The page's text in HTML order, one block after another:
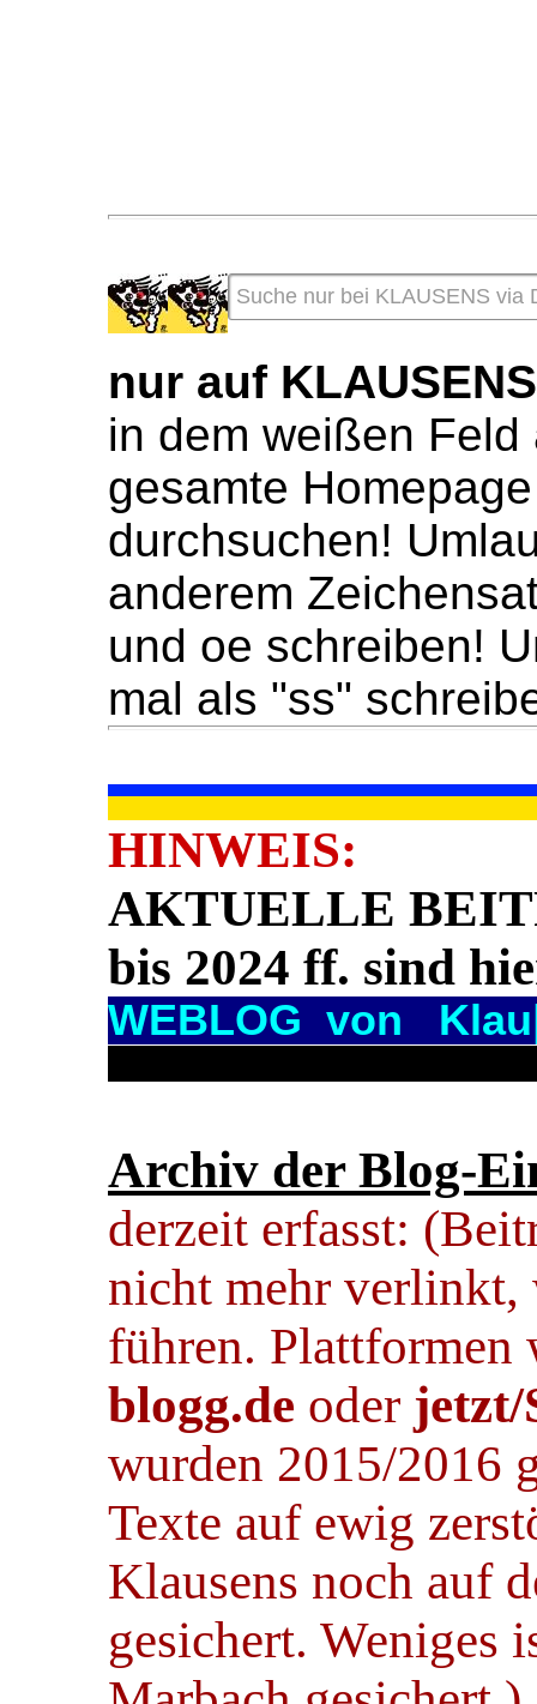
nur auf
in dem weißen
gesamte
durchsuchen!
anderem
und oe schreiben!
mal als "ss"
HINWEIS:
AKTUELLE
bis 2024 ff. sind
WEBLOG von
Archiv der Blog-
derzeit erfasst:
nicht mehr
führen.
blogg.de oder jetzt/
wurden 2015/2016
Texte auf ewig
Klausens noch auf
gesichert. Weniges